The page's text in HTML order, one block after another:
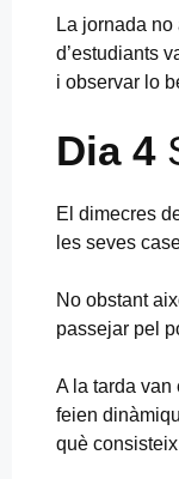
La jornada
d’estudiants
i observar lo
Dia 4
El dimecres
les seves
No obstant
passejar pel
A la tarda van
feien
què